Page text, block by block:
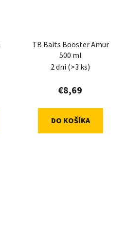
TB Baits Booster Amur
500 ml
2 dni (>3 ks)
€8,69
DO KOŠÍKA